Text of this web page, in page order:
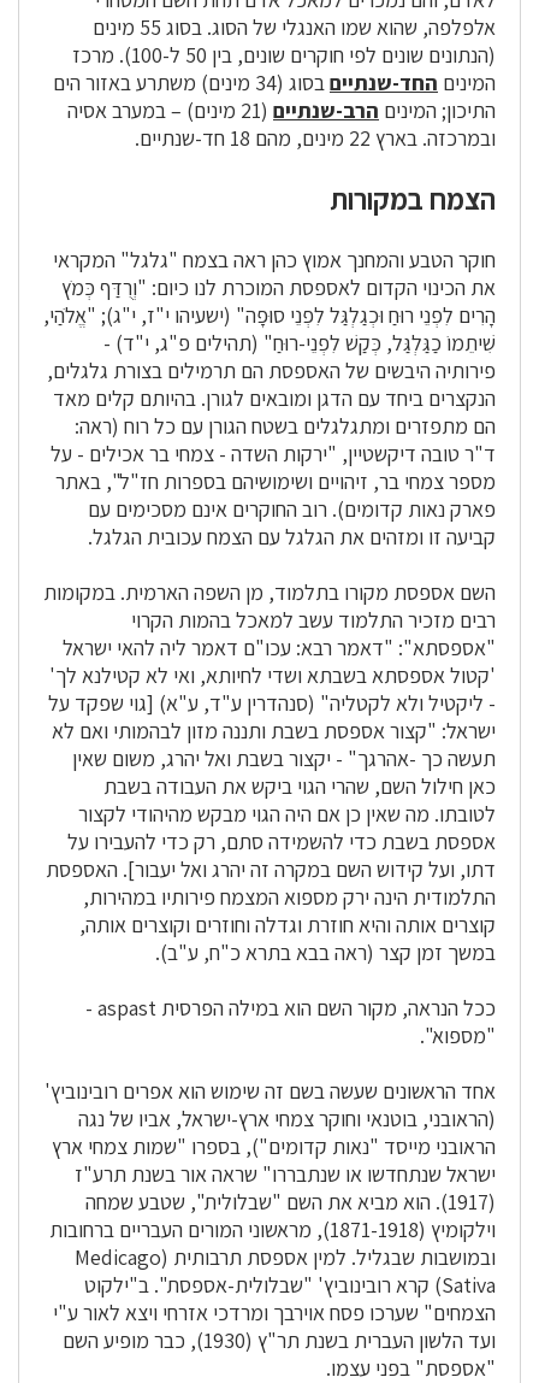
אלפלפה, שהוא שמו האנגלי של הסוג. בסוג 55 מינים
(הנתונים שונים לפי חוקרים שונים, בין 50 ל-100). מרכז
המינים החד-שנתיים
בסוג (34 מינים) משתרע באזור הים
התיכון; המינים הרב-שנתיים
(21 מינים) – במערב אסיה
ובמרכזה. בארץ 22 מינים, מהם 18 חד-שנתיים.
הצמח במקורות
חוקר הטבע והמחנך אמוץ כהן ראה בצמח "גלגל" המקראי
את הכינוי הקדום לאספסת המוכרת לנו כיום: "וְרֻדַּף כְּמֹץ
הָרִים לִפְנֵי רוּחַ וּכְגַלְגַּל לִפְנֵי סוּפָה" (ישעיהו י"ז, י"ג); "אֱלֹהַי,
שִׁיתֵמוֹ כַגַּלְגַּל, כְּקַשׁ לִפְנֵי-רוּחַ" (תהילים פ"ג, י"ד) -
פירותיה היבשים של האספסת הם תרמילים בצורת גלגלים,
הנקצרים ביחד עם הדגן ומובאים לגורן. בהיותם קלים מאד
הם מתפזרים ומתגלגלים בשטח הגורן עם כל רוח (ראה:
ד"ר טובה דיקשטיין, "ירקות השדה - צמחי בר אכילים - על
מספר צמחי בר, זיהויים ושימושיהם בספרות חז"ל", באתר
פארק נאות קדומים). רוב החוקרים אינם מסכימים עם
קביעה זו ומזהים את הגלגל עם הצמח עכובית הגלגל.
השם אספסת מקורו בתלמוד, מן השפה הארמית. במקומות
רבים מזכיר התלמוד עשב למאכל בהמות הקרוי
"אספסתא": "דאמר רבא: עכו"ם דאמר ליה להאי ישראל
'קטול אספסתא בשבתא ושדי לחיותא, ואי לא קטילנא לך'
- ליקטיל ולא לקטליה" (סנהדרין ע"ד, ע"א) [גוי שפקד על
ישראל: "קצור אספסת בשבת ותננה מזון לבהמותי ואם לא
תעשה כך -אהרגך" - יקצור בשבת ואל יהרג, משום שאין
כאן חילול השם, שהרי הגוי ביקש את העבודה בשבת
לטובתו. מה שאין כן אם היה הגוי מבקש מהיהודי לקצור
אספסת בשבת כדי להשמידה סתם, רק כדי להעבירו על
דתו, ועל קידוש השם במקרה זה יהרג ואל יעבור]. האספסת
התלמודית הינה ירק מספוא המצמח פירותיו במהירות,
קוצרים אותה והיא חוזרת וגדלה וחוזרים וקוצרים אותה,
במשך זמן קצר (ראה בבא בתרא כ"ח, ע"ב).
ככל הנראה, מקור השם הוא במילה הפרסית aspast -
"מספוא".
אחד הראשונים שעשה בשם זה שימוש הוא אפרים רובינוביץ'
(הראובני, בוטנאי וחוקר צמחי ארץ-ישראל, אביו של נגה
הראובני מייסד "נאות קדומים"), בספרו "שמות צמחי ארץ
ישראל שנתחדשו או שנתבררו" שראה אור בשנת תרע"ז
(1917). הוא מביא את השם "שבלולית", שטבע שמחה
וילקומיץ (1871-1918), מראשוני המורים העבריים ברחובות
ובמושבות שבגליל. למין אספסת תרבותית (Medicago
Sativa) קרא רובינוביץ' "שבלולית-אספסת". ב"ילקוט
הצמחים" שערכו פסח אוירבך ומרדכי אזרחי ויצא לאור ע"י
ועד הלשון העברית בשנת תר"ץ (1930), כבר מופיע השם
"אספסת" בפני עצמו.